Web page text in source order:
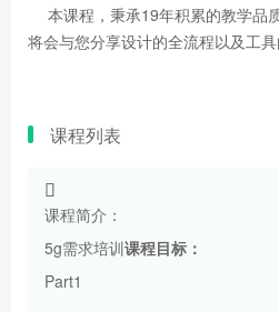
本课程，秉承19年积累的教学品
将会与您分享设计的全流程以及工具
课程列表
课程简介：
5g需求培训课程目标：
Part1